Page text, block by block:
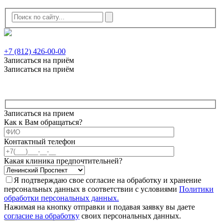
+7 (812) 426-00-00
Записаться на приём
Записаться на приём
Записаться на прием
Как к Вам обращаться?
Контактный телефон
Какая клиника предпочтительней?
Я подтверждаю свое согласие на обработку и хранение
персональных данных в соответствии с условиями Политики
обработки персональных данных.
Нажимая на кнопку отправки и подавая заявку вы даете
согласие на обработку своих персональных данных.